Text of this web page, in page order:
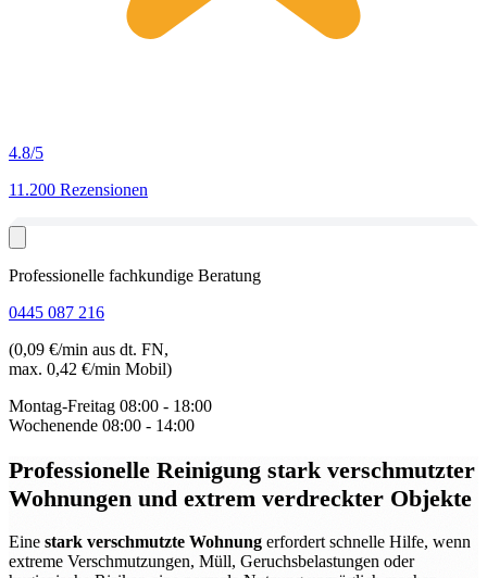
4.8/5
11.200 Rezensionen
Professionelle fachkundige Beratung
0445 087 216
(0,09 €/min aus dt. FN,
max. 0,42 €/min Mobil)
Montag-Freitag 08:00 - 18:00
Wochenende 08:00 - 14:00
Professionelle Reinigung stark verschmutzter
Wohnungen und extrem verdreckter Objekte
Eine stark verschmutzte Wohnung erfordert schnelle Hilfe, wenn
extreme Verschmutzungen, Müll, Geruchsbelastungen oder